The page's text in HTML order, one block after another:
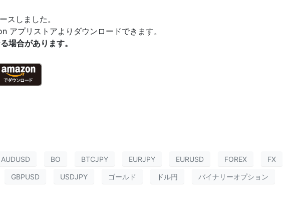
スしました。
アプリストアよりダウンロードできます。
場合があります。
AUDUSD BO BTCJPY EURJPY EURUSD FOREX FX
GBPUSD USDJPY ゴールド ドル円 バイナリーオプション